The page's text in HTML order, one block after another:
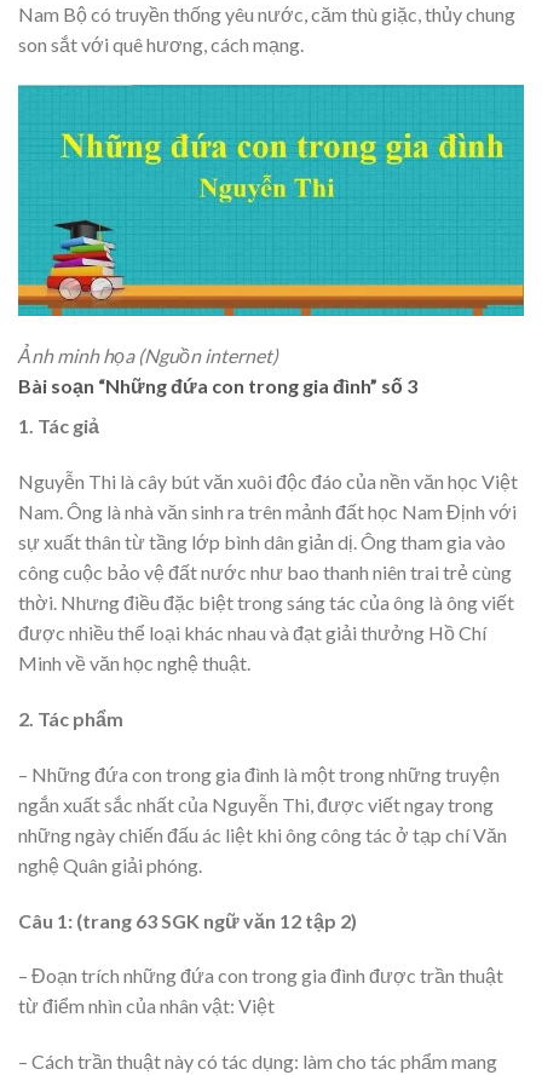
Nam Bộ có truyền thống yêu nước, căm thù giặc, thủy chung
son sắt với quê hương, cách mạng.
Ảnh minh họa (Nguồn internet)
Bài soạn “Những đứa con trong gia đình” số 3
1. Tác giả
Nguyễn Thi là cây bút văn xuôi độc đáo của nền văn học Việt
Nam. Ông là nhà văn sinh ra trên mảnh đất học Nam Định với
sự xuất thân từ tầng lớp bình dân giản dị. Ông tham gia vào
công cuộc bảo vệ đất nước như bao thanh niên trai trẻ cùng
thời. Nhưng điều đặc biệt trong sáng tác của ông là ông viết
được nhiều thể loại khác nhau và đạt giải thưởng Hồ Chí
Minh về văn học nghệ thuật.
2. Tác phẩm
– Những đứa con trong gia đình là một trong những truyện
ngắn xuất sắc nhất của Nguyễn Thi, được viết ngay trong
những ngày chiến đấu ác liệt khi ông công tác ở tạp chí Văn
nghệ Quân giải phóng.
Câu 1: (trang 63 SGK ngữ văn 12 tập 2)
– Đoạn trích những đứa con trong gia đình được trần thuật
từ điểm nhìn của nhân vật: Việt
– Cách trần thuật này có tác dụng: làm cho tác phẩm mang